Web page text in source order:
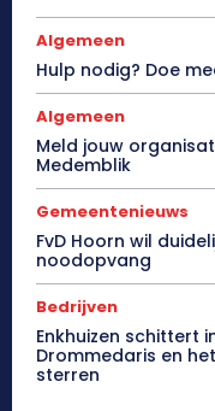
Algemeen
Hulp nodig? Doe
Algemeen
Meld jouw
Medemblik
Gemeentenieuws
FvD Hoorn wil
noodopvang
Bedrijven
Enkhuizen schittert
Drommedaris en
sterren